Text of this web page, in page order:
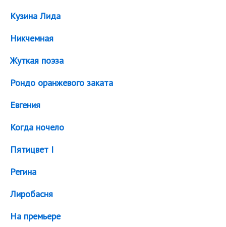
Кузина Лида
Никчемная
Жуткая поэза
Рондо оранжевого заката
Евгения
Когда ночело
Пятицвет I
Регина
Лиробасня
На премьере